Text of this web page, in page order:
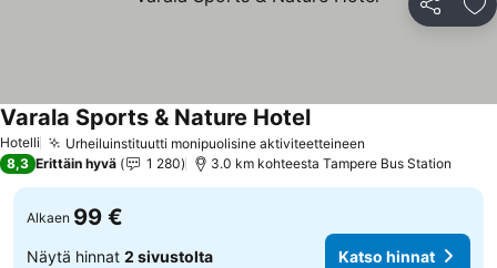
Jaa
Hotelli Urheiluinstituutti monipuolisine aktiviteetteineen
Varala Sports & Nature Hotel
8,3 Erittäin hyvä 1 280 3.0 km kohteesta Tampere Bus Station
Alkaen 99 €
Näytä hinnat 2 sivustolta Katso hinnat